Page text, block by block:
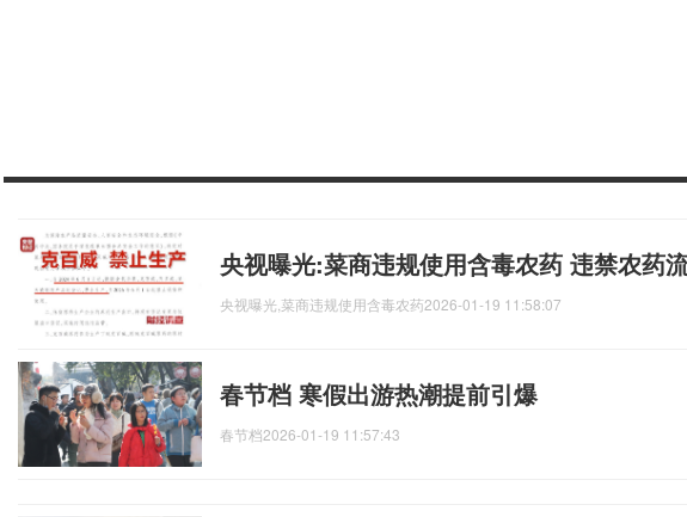
央视曝光:菜商违规使用含毒农药 违禁农药
央视曝光,菜商违规使用含毒农药2026-01-19 11:58:07
春节档 寒假出游热潮提前引爆
春节档2026-01-19 11:57:43